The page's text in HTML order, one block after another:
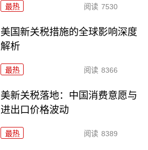
最热 阅读 7530
美国新关税措施的全球影响深度
解析
最热 阅读 8366
美新关税落地：中国消费意愿与
进出口价格波动
最热 阅读 8389